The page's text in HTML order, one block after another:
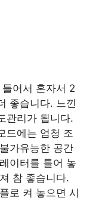
어서 혼자서 2
좋습니다. 느낀
관리가 됩니다.
드에는 엄청 조
가유능한 공간
이터를 틀어 놓
참 좋습니다.
로 켜 놓으면 시